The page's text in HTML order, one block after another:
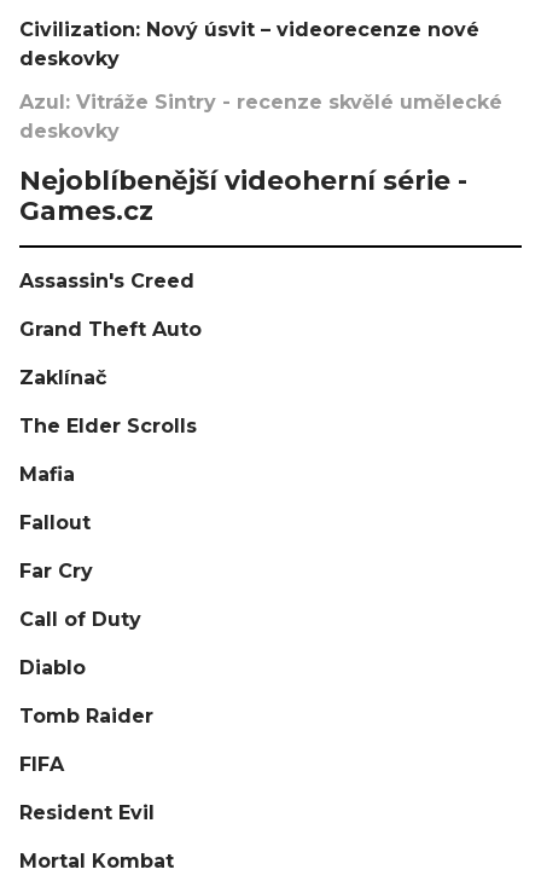
Civilization: Nový úsvit – videorecenze nové
deskovky
Azul: Vitráže Sintry - recenze skvělé umělecké
deskovky
Nejoblíbenější videoherní série -
Games.cz
Assassin's Creed
Grand Theft Auto
Zaklínač
The Elder Scrolls
Mafia
Fallout
Far Cry
Call of Duty
Diablo
Tomb Raider
FIFA
Resident Evil
Mortal Kombat